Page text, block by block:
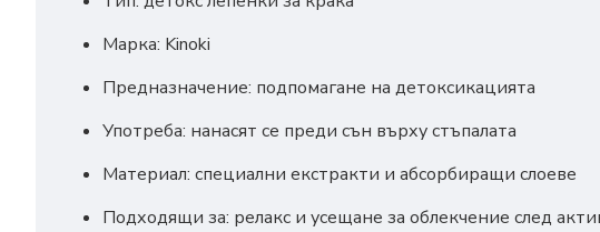
Марка: Kinoki
Предназначение: подпомагане на детоксикацията
Употреба: нанасят се преди сън върху стъпалата
Материал: специални екстракти и абсорбиращи слоеве
Подходящи за: релакс и усещане за облекчение след